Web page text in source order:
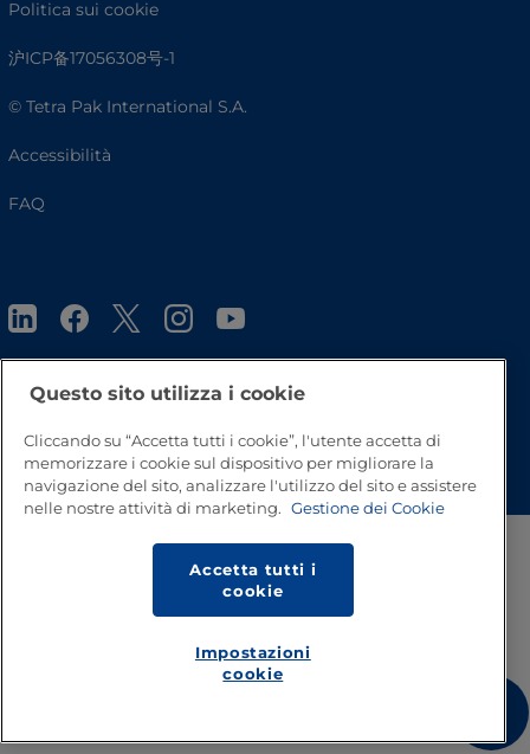
Politica sui cookie
沪ICP备17056308号-1
© Tetra Pak International S.A.
Accessibilità
FAQ
Inizio pagina
Questo sito utilizza i cookie
Cliccando su “Accetta tutti i cookie”, l'utente accetta di
memorizzare i cookie sul dispositivo per migliorare la
navigazione del sito, analizzare l'utilizzo del sito e assistere
nelle nostre attività di marketing. Gestione dei Cookie
Accetta tutti i
cookie
Impostazioni
cookie